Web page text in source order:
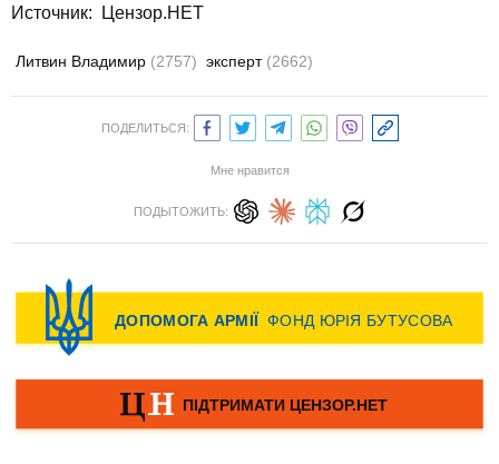
Источник: Цензор.НЕТ
Литвин Владимир (2757) эксперт (2662)
ПОДЕЛИТЬСЯ:
Мне нравится
ПОДЫТОЖИТЬ: